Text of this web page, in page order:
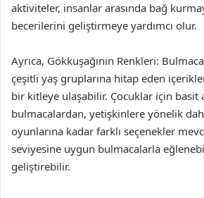
aktiviteler, insanlar arasında bağ
becerilerini geliştirmeye yardımcı olur.
Ayrıca, Gökkuşağının Renkleri:
çeşitli yaş gruplarına hitap eden
bir kitleye ulaşabilir. Çocuklar için basit
bulmacalardan, yetişkinlere yönelik
oyunlarına kadar farklı seçenekler
seviyesine uygun bulmacalarla
geliştirebilir.